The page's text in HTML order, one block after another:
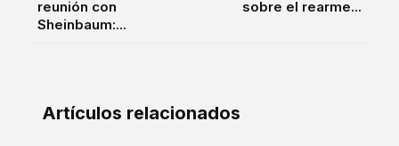
reunión con
Sheinbaum:...
sobre el rearme...
Artículos relacionados